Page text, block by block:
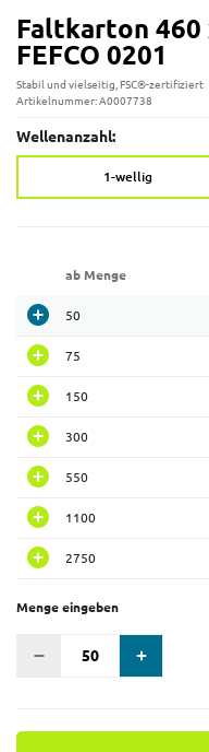
Faltkarton 460
FEFCO 0201
Stabil und vielseitig, FSC®-zertifiziert
Artikelnummer: A0007738
Wellenanzahl:
1-wellig
ab Menge
50
75
150
300
550
1100
2750
Menge eingeben